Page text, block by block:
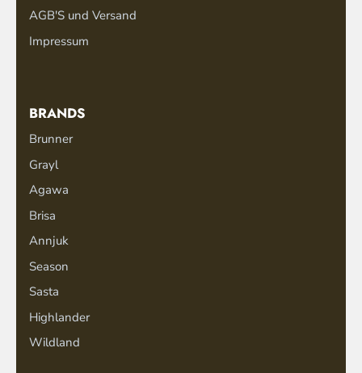
AGB'S und Versand
Impressum
BRANDS
Brunner
Grayl
Agawa
Brisa
Annjuk
Season
Sasta
Highlander
Wildland